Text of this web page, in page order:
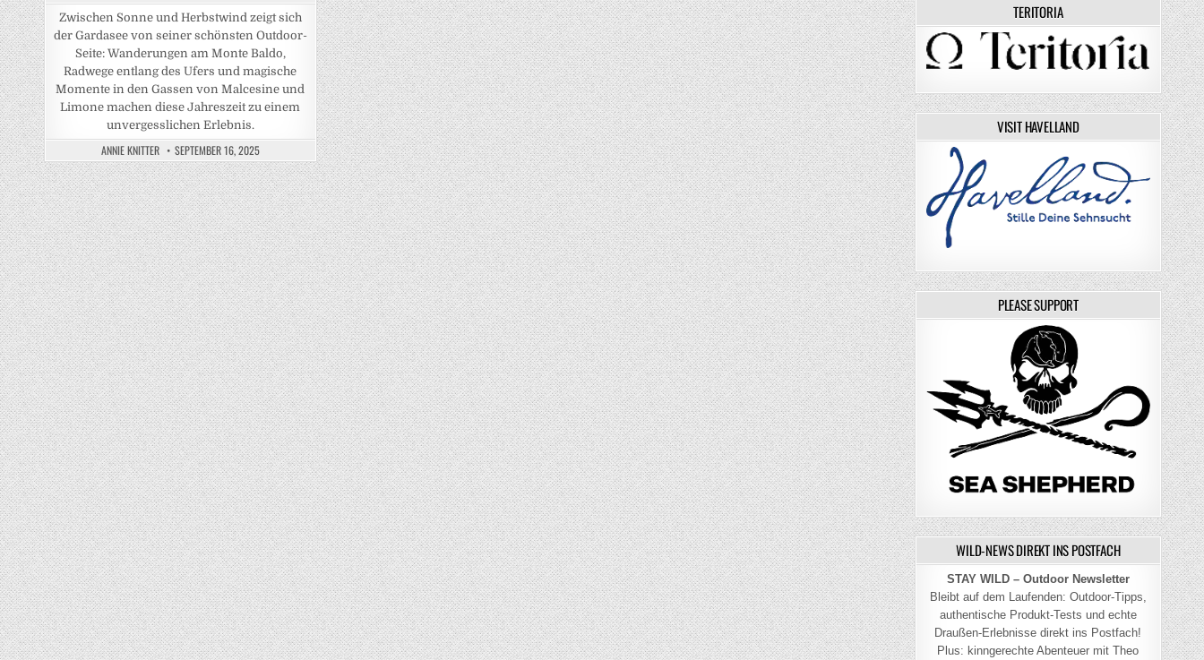
Zwischen Sonne und Herbstwind zeigt sich
der Gardasee von seiner schönsten Outdoor-
Seite: Wanderungen am Monte Baldo,
Radwege entlang des Ufers und magische
Momente in den Gassen von Malcesine und
Limone machen diese Jahreszeit zu einem
unvergesslichen Erlebnis.
ANNIE KNITTER SEPTEMBER 16, 2025
TERITORIA
VISIT HAVELLAND
PLEASE SUPPORT
WILD-NEWS DIREKT INS POSTFACH
STAY WILD – Outdoor Newsletter
Bleibt auf dem Laufenden: Outdoor-Tipps,
authentische Produkt-Tests und echte
Draußen-Erlebnisse direkt ins Postfach!
Plus: kinngerechte Abenteuer mit Theo